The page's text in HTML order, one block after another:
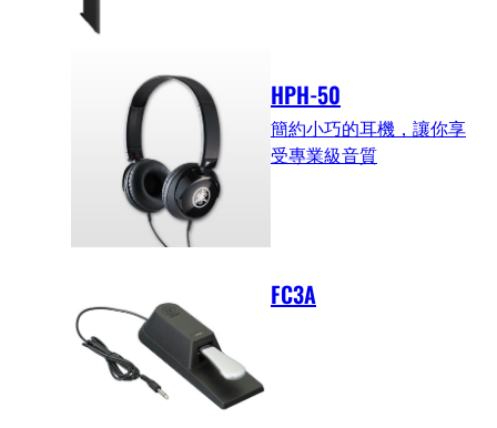
HPH-50
簡約小巧的耳機，讓你享
受專業級音質
FC3A